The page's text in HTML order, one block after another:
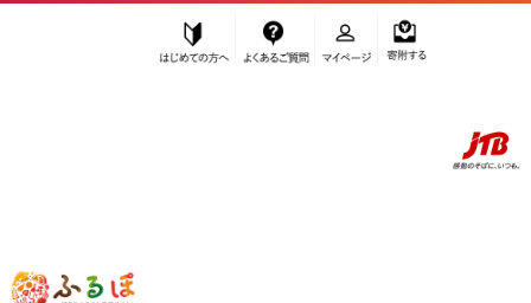
ふるぽ JTBのふるさと納税サイト
guntû（ガンツウ）ご利用券 300,000円分【クルーズ 周遊 豪華 客船 船
旅 リゾート ホテル 旅行 瀬戸内 瀬戸内海 しまなみ ガンツー トラベ